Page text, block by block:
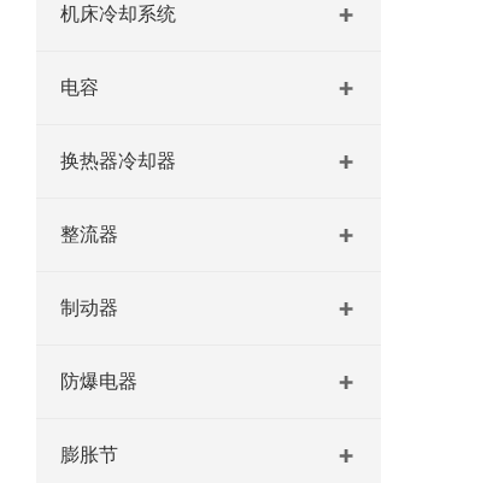
机床冷却系统
电容
换热器冷却器
整流器
制动器
防爆电器
膨胀节